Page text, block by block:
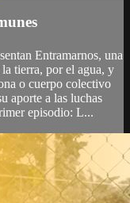
Entramarnos, una
tierra, por el agua, y
o cuerpo colectivo
aporte a las luchas
episodio: L...